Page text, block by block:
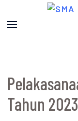
Tahun 2023